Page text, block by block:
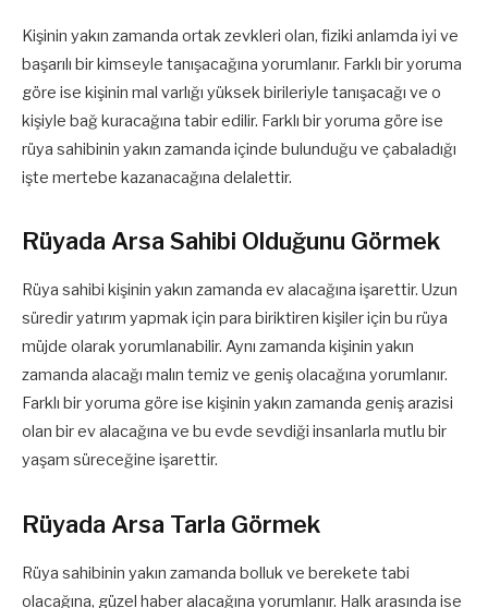
Kişinin yakın zamanda ortak zevkleri olan, fiziki anlamda iyi ve
başarılı bir kimseyle tanışacağına yorumlanır. Farklı bir yoruma
göre ise kişinin mal varlığı yüksek birileriyle tanışacağı ve o
kişiyle bağ kuracağına tabir edilir. Farklı bir yoruma göre ise
rüya sahibinin yakın zamanda içinde bulunduğu ve çabaladığı
işte mertebe kazanacağına delalettir.
Rüyada Arsa Sahibi Olduğunu Görmek
Rüya sahibi kişinin yakın zamanda ev alacağına işarettir. Uzun
süredir yatırım yapmak için para biriktiren kişiler için bu rüya
müjde olarak yorumlanabilir. Aynı zamanda kişinin yakın
zamanda alacağı malın temiz ve geniş olacağına yorumlanır.
Farklı bir yoruma göre ise kişinin yakın zamanda geniş arazisi
olan bir ev alacağına ve bu evde sevdiği insanlarla mutlu bir
yaşam süreceğine işarettir.
Rüyada Arsa Tarla Görmek
Rüya sahibinin yakın zamanda bolluk ve berekete tabi
olacağına, güzel haber alacağına yorumlanır. Halk arasında ise